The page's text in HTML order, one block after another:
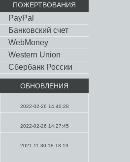
ПОЖЕРТВОВАНИЯ
PayPal
Банковский счет
WebMoney
Western Union
Сбербанк России
ОБНОВЛЕНИЯ
2022-02-26 14:40:28
2022-02-26 14:27:45
2021-11-30 18:18:19